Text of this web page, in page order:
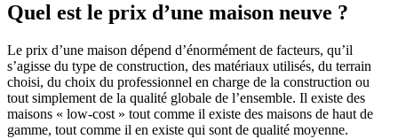
Quel est le prix d’une maison neuve ?
Le prix d’une maison dépend d’énormément de facteurs, qu’il
s’agisse du type de construction, des matériaux utilisés, du terrain
choisi, du choix du professionnel en charge de la construction ou
tout simplement de la qualité globale de l’ensemble. Il existe des
maisons « low-cost » tout comme il existe des maisons de haut de
gamme, tout comme il en existe qui sont de qualité moyenne.